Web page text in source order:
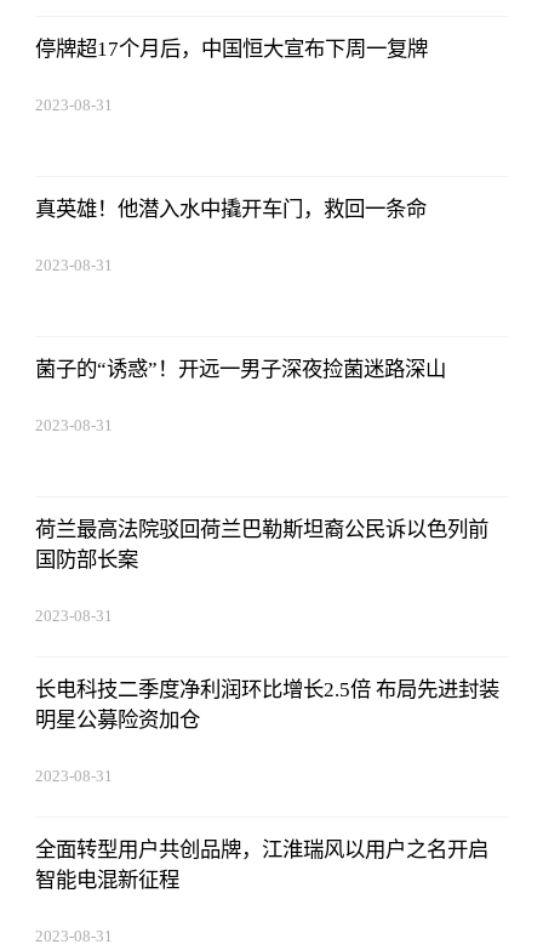
停牌超17个月后，中国恒大宣布下周一复牌
2023-08-31
真英雄！他潜入水中撬开车门，救回一条命
2023-08-31
菌子的“诱惑”！开远一男子深夜捡菌迷路深山
2023-08-31
荷兰最高法院驳回荷兰巴勒斯坦裔公民诉以色列前
国防部长案
2023-08-31
长电科技二季度净利润环比增长2.5倍 布局先进封装
明星公募险资加仓
2023-08-31
全面转型用户共创品牌，江淮瑞风以用户之名开启
智能电混新征程
2023-08-31